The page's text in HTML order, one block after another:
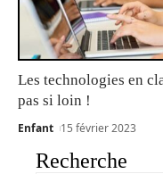
Les technologies en
pas si loin !
Enfant 15 février 2023
Recherche